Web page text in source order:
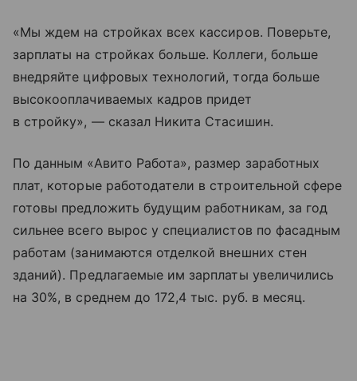
«Мы ждем на стройках всех кассиров. Поверьте,
зарплаты на стройках больше. Коллеги, больше
внедряйте цифровых технологий, тогда больше
высокооплачиваемых кадров придет
в стройку», — сказал Никита Стасишин.
По данным «Авито Работа», размер заработных
плат, которые работодатели в строительной сфере
готовы предложить будущим работникам, за год
сильнее всего вырос у специалистов по фасадным
работам (занимаются отделкой внешних стен
зданий). Предлагаемые им зарплаты увеличились
на 30%, в среднем до 172,4 тыс. руб. в месяц.